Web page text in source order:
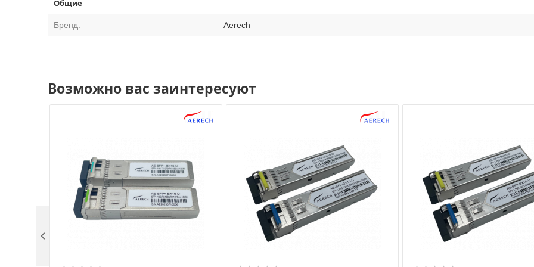
Общие
Бренд: Aerech
Возможно вас заинтересуют
